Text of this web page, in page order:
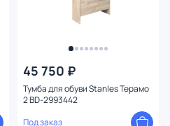
45 750 ₽
Тумба для обуви Stanles Терамо
2 BD-2993442
Под заказ